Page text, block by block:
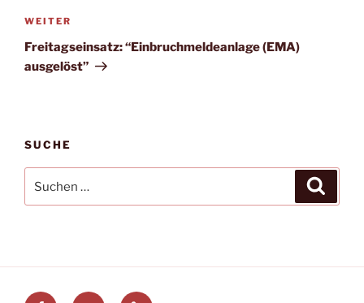
Nächster
Beitrag
WEITER
Freitagseinsatz: “Einbruchmeldeanlage (EMA)
ausgelöst”
SUCHE
nach: